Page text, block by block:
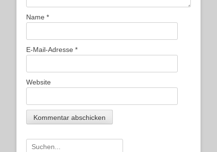
Name *
E-Mail-Adresse *
Website
Suche